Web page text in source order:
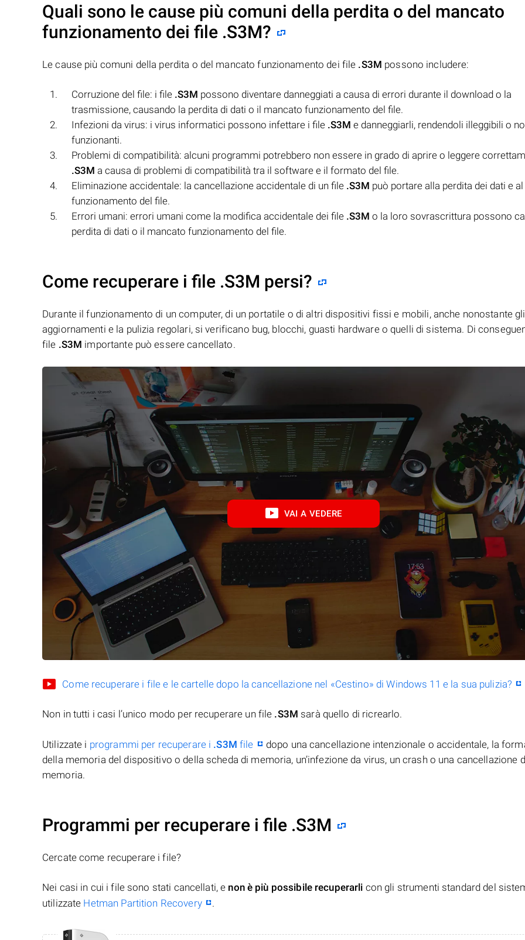
Quali sono le cause più comuni della perdita o del mancato
funzionamento dei file .S3M?
Le cause più comuni della perdita o del mancato funzionamento dei file .S3M possono includere:
Corruzione del file: i file .S3M possono diventare danneggiati a causa di errori durante il download o la
trasmissione, causando la perdita di dati o il mancato funzionamento del file.
Infezioni da virus: i virus informatici possono infettare i file .S3M e danneggiarli, rendendoli illeggibili o
funzionanti.
Problemi di compatibilità: alcuni programmi potrebbero non essere in grado di aprire o leggere
.S3M a causa di problemi di compatibilità tra il software e il formato del file.
Eliminazione accidentale: la cancellazione accidentale di un file .S3M può portare alla perdita dei dati e
funzionamento del file.
Errori umani: errori umani come la modifica accidentale dei file .S3M o la loro sovrascrittura possono
perdita di dati o il mancato funzionamento del file.
Come recuperare i file .S3M persi?
Durante il funzionamento di un computer, di un portatile o di altri dispositivi fissi e mobili, anche nonostante gli
aggiornamenti e la pulizia regolari, si verificano bug, blocchi, guasti hardware o quelli di sistema. Di
file .S3M importante può essere cancellato.
VAI A VEDERE
Come recuperare i file e le cartelle dopo la cancellazione nel «Cestino» di Windows 11 e la sua pulizia?
Non in tutti i casi l’unico modo per recuperare un file .S3M sarà quello di ricrearlo.
Utilizzate i programmi per recuperare i .S3M file
dopo una cancellazione intenzionale o accidentale, la
della memoria del dispositivo o della scheda di memoria, un’infezione da virus, un crash o una cancellazione
memoria.
Programmi per recuperare i file .S3M
Cercate come recuperare i file?
Nei casi in cui i file sono stati cancellati, e non è più possibile recuperarli con gli strumenti standard del
utilizzate Hetman Partition Recovery .